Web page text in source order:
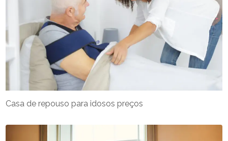
Casa de repouso para idosos preços